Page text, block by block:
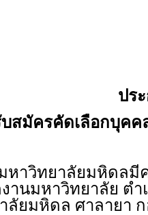
ปร
บสมัครคัดเลือกบุค
วิทยาลัยมหิดลมีค
านมหาวิทยาลัย ต
ลัยมหิดล ศาลายา